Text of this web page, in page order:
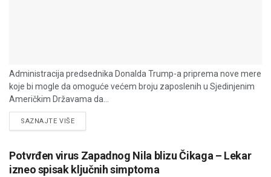
Administracija predsednika Donalda Trump-a priprema nove mere
koje bi mogle da omoguće većem broju zaposlenih u Sjedinjenim
Američkim Državama da...
SAZNAJTE VIŠEDETAILS
Potvrđen virus Zapadnog Nila blizu Čikaga – Lekar
izneo spisak ključnih simptoma